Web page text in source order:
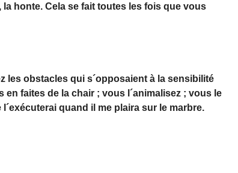
honte. Cela se fait toutes les fois que vous
les obstacles qui s´opposaient à la sensibilité
en faites de la chair ; vous l´animalisez ; vous le
quand il me plaira sur le marbre.